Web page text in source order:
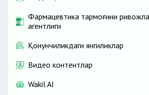
Фармацевтика тармоғини
агентлиги
Қонунчиликдаги янгиликлар
Видео контентлар
Wakil AI